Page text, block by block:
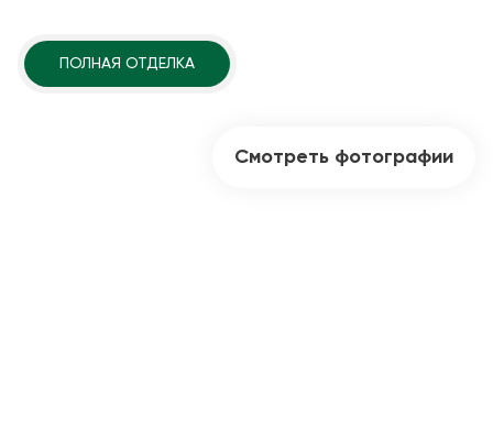
ПОЛНАЯ ОТДЕЛКА
Смотреть фотографии